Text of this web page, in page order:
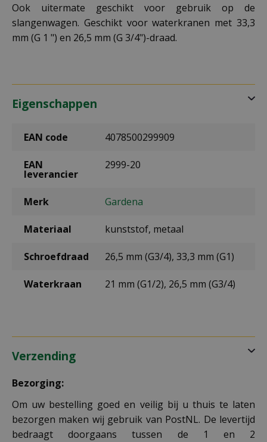
Ook uitermate geschikt voor gebruik op de
slangenwagen. Geschikt voor waterkranen met 33,3
mm (G 1 ") en 26,5 mm (G 3/4")-draad.
Eigenschappen
EAN code 4078500299909
EAN
leverancier
2999-20
Merk Gardena
Materiaal kunststof, metaal
Schroefdraad 26,5 mm (G3/4), 33,3 mm (G1)
Waterkraan 21 mm (G1/2), 26,5 mm (G3/4)
Verzending
Bezorging:
Om uw bestelling goed en veilig bij u thuis te laten
bezorgen maken wij gebruik van PostNL. De levertijd
bedraagt doorgaans tussen de 1 en 2